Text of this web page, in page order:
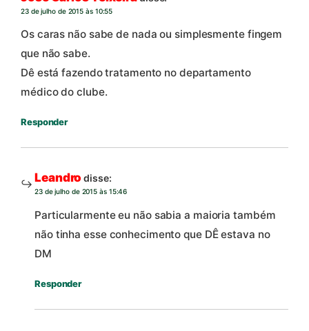
23 de julho de 2015 às 10:55
Os caras não sabe de nada ou simplesmente fingem
que não sabe.
Dê está fazendo tratamento no departamento
médico do clube.
Responder
Leandro disse:
23 de julho de 2015 às 15:46
Particularmente eu não sabia a maioria também
não tinha esse conhecimento que DÊ estava no
DM
Responder